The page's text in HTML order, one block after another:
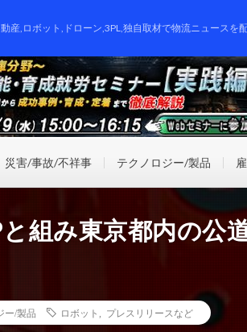
産,ロボット,ドローン,3PL,独自取材で物流ニュースを
災害/事故/不祥事 テクノロジー/製品
組み東京都内の公
ー/製品 ロボット プレスリリースなど